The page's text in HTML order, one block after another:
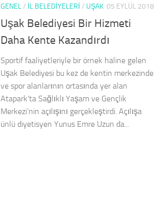
GENEL/ İL BELEDİYELERİ / UŞAK 05 EYLÜL 2018
Uşak Belediyesi Bir Hizmeti
Daha Kente Kazandırdı
Sportif faaliyetleriyle bir örnek haline gelen
Uşak Belediyesi bu kez de kentin merkezinde
ve spor alanlarının ortasında yer alan
Atapark’ta Sağlıklı Yaşam ve Gençlik
Merkezi’nin açılışını gerçekleştirdi. Açılışa
ünlü diyetisyen Yunus Emre Uzun da...